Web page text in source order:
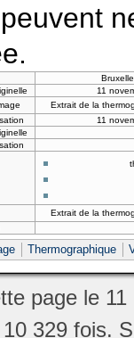
11
Extrait de la
11
Extrait de la
Thermographique
page le
329 fois.